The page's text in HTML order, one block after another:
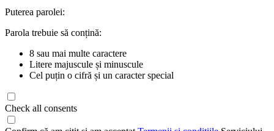
Puterea parolei:
Parola trebuie să conțină:
8 sau mai multe caractere
Litere majuscule și minuscule
Cel puțin o cifră și un caracter special
Check all consents